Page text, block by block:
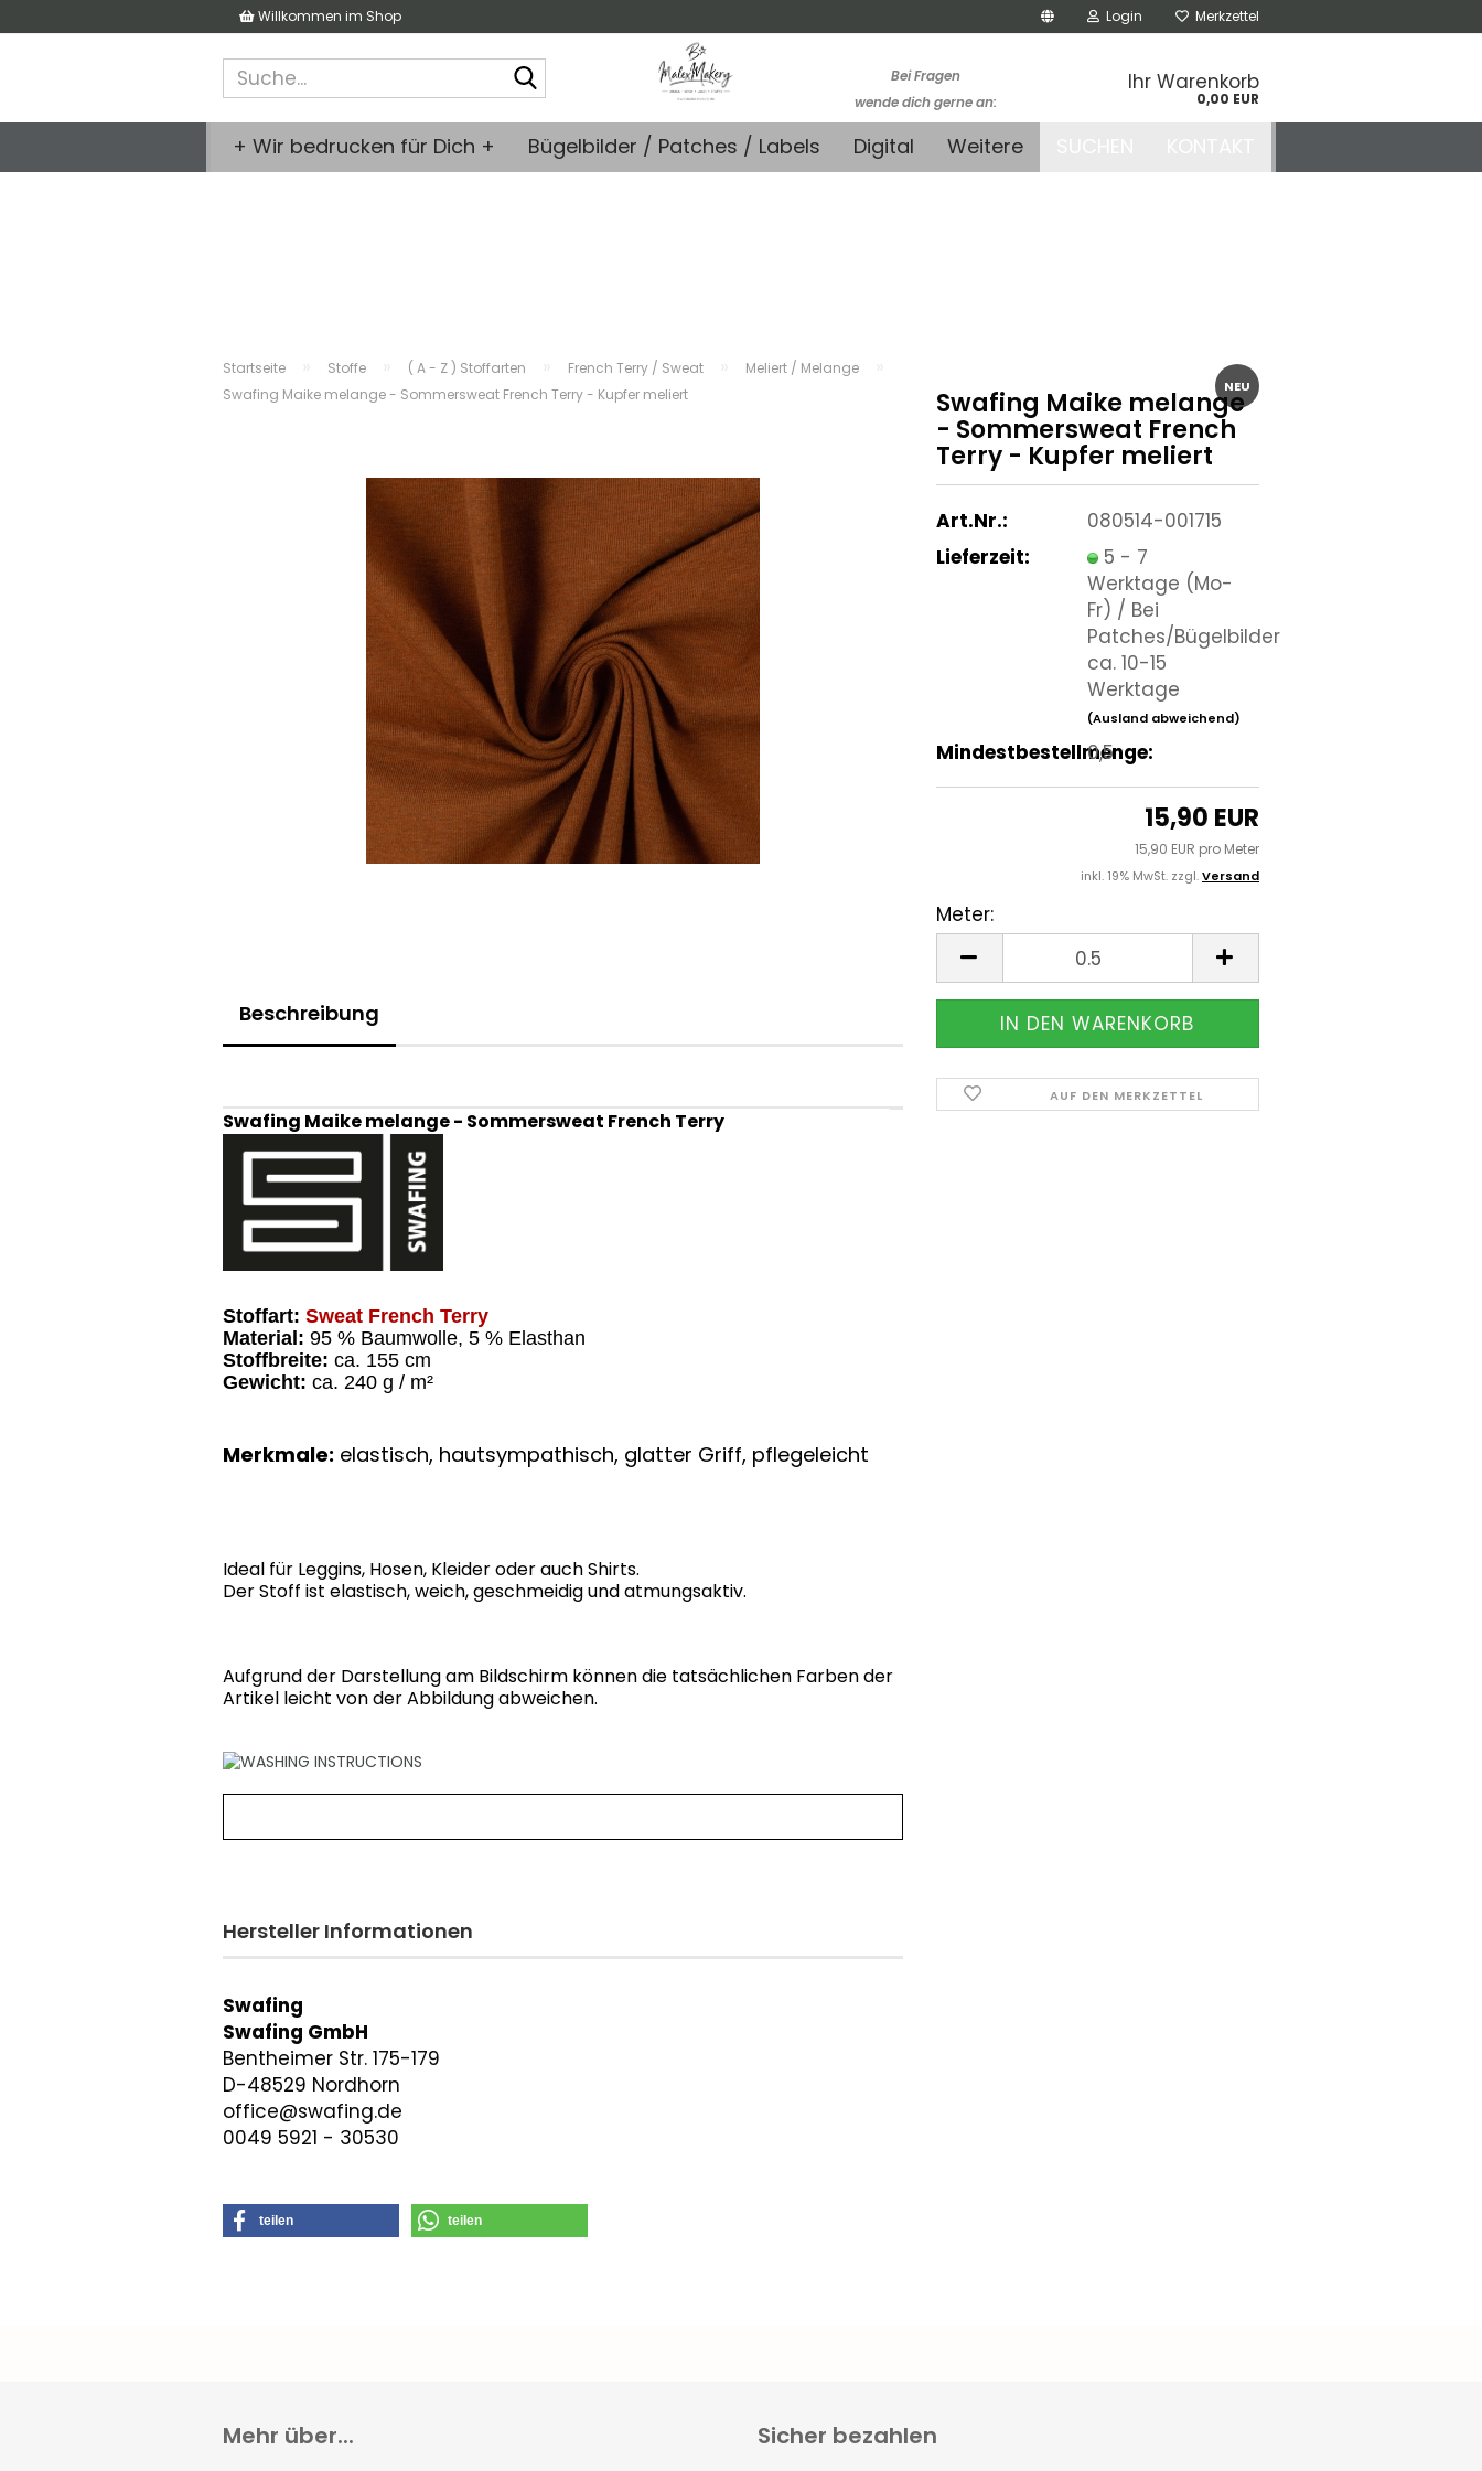
Willkommen im Shop Login Merkzettel
Bei Fragen
wende dich gerne an:
kontakt@stoffmonk.de
-Kein telefonischer
Ihr Warenkorb
0,00 EUR
+ Wir bedrucken für Dich + Bügelbilder / Patches / Labels Digital Weitere
Startseite Stoffe ( A - Z ) Stoffarten French Terry / Sweat Meliert / Melange
Swafing Maike melange - Sommersweat French Terry - Kupfer meliert NEU
Swafing Maike melange
- Sommersweat French
Terry - Kupfer meliert
Art.Nr.:
080514-001715
Lieferzeit:
5 - 7
Werktage (Mo-
Fr) / Bei
Patches/Bügelbilder
ca. 10-15
Werktage
(Ausland abweichend)
Mindestbestellmenge:
0,5
15,90 EUR
15,90 EUR pro Meter
inkl. 19% MwSt. zzgl.Versand
Meter:
Meter
AUF DEN MERKZETTEL
Beschreibung
Swafing Maike melange - Sommersweat French Terry
Stoffart: Sweat French Terry
Material: 95 % Baumwolle, 5 % Elasthan
Stoffbreite: ca. 155 cm
Gewicht: ca. 240 g / m²
Merkmale: elastisch, hautsympathisch, glatter Griff, pflegeleicht
Ideal für Leggins, Hosen, Kleider oder auch Shirts.
Der Stoff ist elastisch, weich, geschmeidig und atmungsaktiv.
Aufgrund der Darstellung am Bildschirm können die tatsächlichen Farben der
Artikel leicht von der Abbildung abweichen.
Hersteller Informationen
Swafing
Swafing GmbH
Bentheimer Str. 175-179
D-48529 Nordhorn
office@swafing.de
0049 5921 - 30530
teilen teilen
Mehr über... Sicher bezahlen